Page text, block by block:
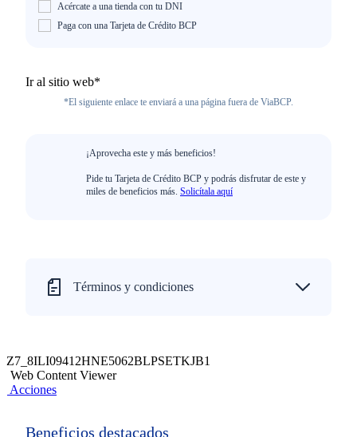
Acércate a una tienda con tu DNI
Paga con una Tarjeta de Crédito BCP
Ir al sitio web*
*El siguiente enlace te enviará a una página fuera de ViaBCP.
¡Aprovecha este y más beneficios!
Pide tu Tarjeta de Crédito BCP y podrás disfrutar de este y
miles de beneficios más. Solicítala aquí
Términos y condiciones
Z7_8ILI09412HNE5062BLPSETKJB1
Web Content Viewer
Acciones
Beneficios destacados